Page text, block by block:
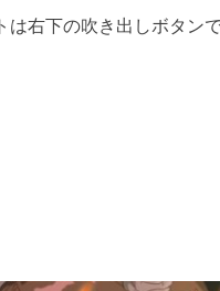
は右下の吹き出しボタン